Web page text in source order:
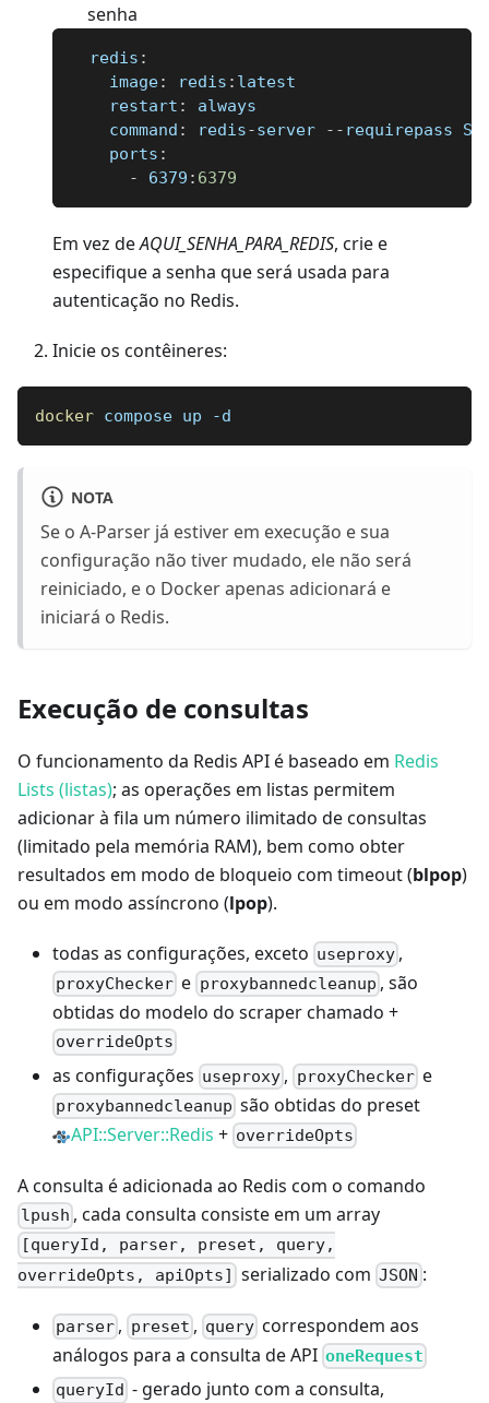
senha
redis :
image: redis : latest
restart :
always
command : redis-server - - requirepass
ports :
-
6379 : 6379
Em vez deAQUI_ SENHA PARA REDIS, crie e
especifique a senha que será usada para
autenticação no Redis.
Inicie os contêineres:
docker compose up -d
NOTA
Se o A-Parser já estiver em execução e sua
configuração não tiver mudado, ele não será
reiniciado, e o Docker apenas adicionará e
iniciará o Redis.
Execução de consultas
O funcionamento da Redis API é baseado em Redis
Lists (listas); as operações em listas permitem
adicionar à fila um número ilimitado de consultas
(limitado pela memória RAM), bem como obter
resultados em modo de bloqueio com timeout (blpop)
ou em modo assíncrono (lpop).
todas as configurações, exceto useproxy ,
proxyChecker e proxybannedcleanup , são
obtidas do modelo do scraper chamado +
overrideOpts
as configurações useproxy , proxyCheckere
proxybannedcleanup são obtidas do preset
API::Server::Redis + overrideOpts
A consulta é adicionada ao Redis com o comando
lpush , cada consulta consiste em um array
[queryId, parser, preset, query,
overrideOpts, apiOpts] serializado comJSON :
parser , preset , query correspondem aos
análogos para a consulta de API oneRequest
queryId - gerado junto com a consulta,